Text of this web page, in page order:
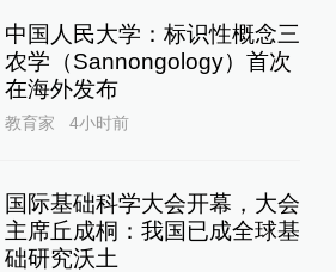
中国人民大学：标识性概念三
农学（Sannongology）首次
在海外发布
教育家 4小时前
国际基础科学大会开幕，大会
主席丘成桐：我国已成全球基
础研究沃土